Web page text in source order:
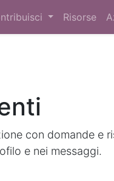
Risorse
con domande e
e nei messaggi.